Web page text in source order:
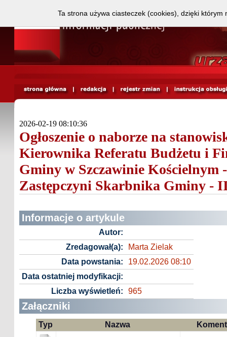
2026-02-19 08:10:36
Ogłoszenie o naborze na
Kierownika Referatu Budżetu i
Gminy w Szczawinie Kościelnym
Zastępczyni Skarbnika Gminy -
Informacje o artykule
Autor:
Zredagował(a):
Marta Zielak
Data powstania:
19.02.2026 08:10
Data ostatniej modyfikacji:
Liczba wyświetleń:
965
Załączniki
Typ Nazwa
Ta strona używa ciasteczek (cookies), dzięki którym